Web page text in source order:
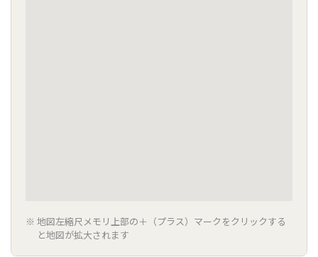
地図左縮尺メモリ上部の＋（プラス）マークをクリックする
と地図が拡大されます